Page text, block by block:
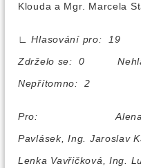
Klouda a Mgr. Marcela
∟
Hlasování pro:
Zdrželo se: 0
Nepřítomno: 2
Pro:
Pavlásek, Ing. Jaroslav
Lenka Vavřičková, Ing.